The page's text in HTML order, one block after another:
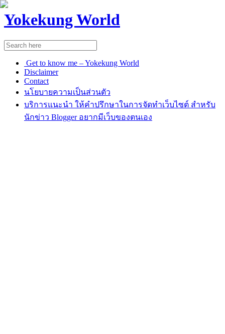
Yokekung World
Get to know me – Yokekung World
Disclaimer
Contact
นโยบายความเป็นส่วนตัว
บริการแนะนำ ให้คำปรึกษาในการจัดทำเว็บไซต์ สำหรับ
นักข่าว Blogger อยากมีเว็บของตนเอง